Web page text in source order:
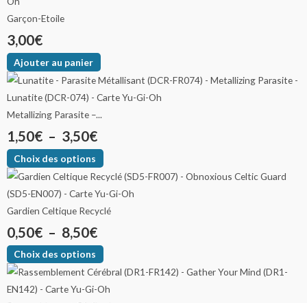
Garçon-Etoile
3,00€
Ajouter au panier
Metallizing Parasite –...
1,50€ – 3,50€
Choix des options
Gardien Celtique Recyclé
0,50€ – 8,50€
Choix des options